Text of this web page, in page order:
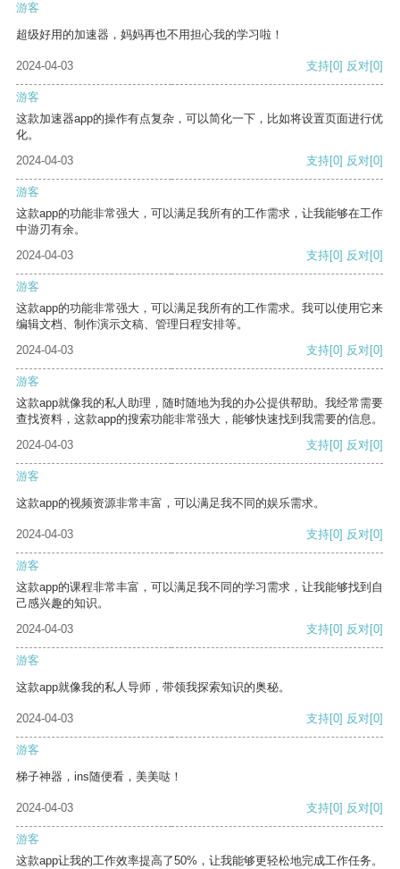
游客
超级好用的加速器，妈妈再也不用担心我的学习啦！
2024-04-03 支持[0] 反对[0]
游客
这款加速器app的操作有点复杂，可以简化一下，比如将设置页面进行优
化。
2024-04-03
支持[0] 反对[0]
游客
这款app的功能非常强大，可以满足我所有的工作需求，让我能够在工作
中游刃有余。
2024-04-03
支持[0] 反对[0]
游客
这款app的功能非常强大，可以满足我所有的工作需求。我可以使用它来
编辑文档、制作演示文稿、管理日程安排等。
2024-04-03
支持[0] 反对[0]
游客
这款app就像我的私人助理，随时随地为我的办公提供帮助。我经常需要
查找资料，这款app的搜索功能非常强大，能够快速找到我需要的信息。
2024-04-03
支持[0] 反对[0]
游客
这款app的视频资源非常丰富，可以满足我不同的娱乐需求。
2024-04-03 支持[0] 反对[0]
游客
这款app的课程非常丰富，可以满足我不同的学习需求，让我能够找到自
己感兴趣的知识。
2024-04-03
支持[0] 反对[0]
游客
这款app就像我的私人导师，带领我探索知识的奥秘。
2024-04-03 支持[0] 反对[0]
游客
梯子神器，ins随便看，美美哒！
2024-04-03 支持[0] 反对[0]
游客
这款app让我的工作效率提高了50%，让我能够更轻松地完成工作任务。